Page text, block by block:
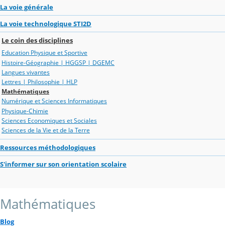
La voie générale
La voie technologique STI2D
Le coin des disciplines
Education Physique et Sportive
Histoire-Géographie | HGGSP | DGEMC
Langues vivantes
Lettres | Philosophie | HLP
Mathématiques
Numérique et Sciences Informatiques
Physique-Chimie
Sciences Economiques et Sociales
Sciences de la Vie et de la Terre
Ressources méthodologiques
S'informer sur son orientation scolaire
Mathématiques
Blog